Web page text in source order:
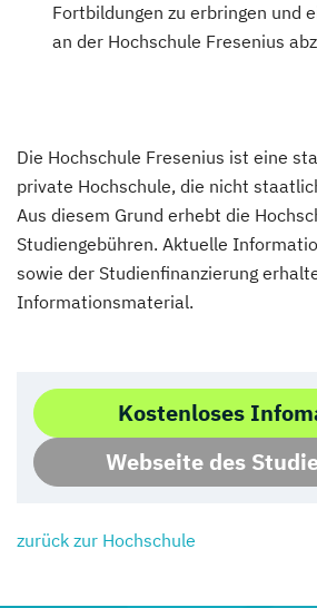
Fortbildungen zu erbringen und
an der Hochschule Fresenius
Die Hochschule Fresenius ist eine
private Hochschule, die nicht
Aus diesem Grund erhebt die
Studiengebühren. Aktuelle
sowie der Studienfinanzierung
Informationsmaterial.
Kostenloses
Webseite des
zurück zur Hochschule